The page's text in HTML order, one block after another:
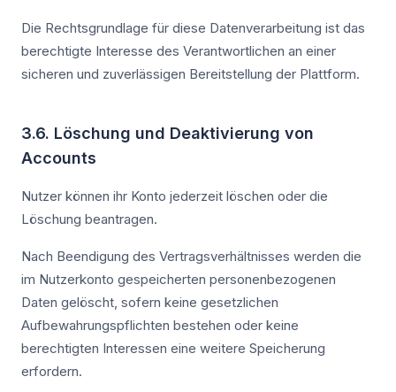
Die Rechtsgrundlage für diese Datenverarbeitung ist das
berechtigte Interesse des Verantwortlichen an einer
sicheren und zuverlässigen Bereitstellung der Plattform.
3.6. Löschung und Deaktivierung von
Accounts
Nutzer können ihr Konto jederzeit löschen oder die
Löschung beantragen.
Nach Beendigung des Vertragsverhältnisses werden die
im Nutzerkonto gespeicherten personenbezogenen
Daten gelöscht, sofern keine gesetzlichen
Aufbewahrungspflichten bestehen oder keine
berechtigten Interessen eine weitere Speicherung
erfordern.